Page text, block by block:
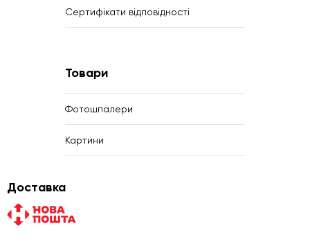
Сертифікати відповідності
Товари
Фотошпалери
Картини
Доставка